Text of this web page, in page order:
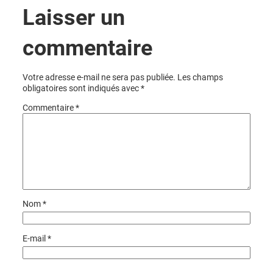
Laisser un
commentaire
Votre adresse e-mail ne sera pas publiée. Les champs
obligatoires sont indiqués avec*
Commentaire*
Nom*
E-mail *